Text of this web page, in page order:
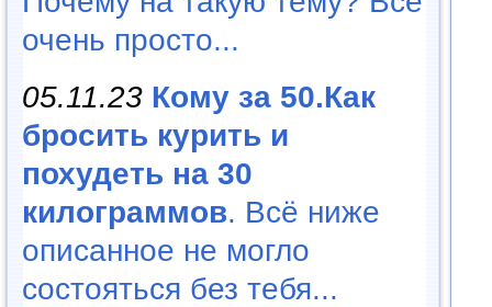
очень просто...
05.11.23 Кому за 50.Как
бросить курить и
похудеть на 30
килограммов. Всё ниже
описанное не могло
состояться без тебя...